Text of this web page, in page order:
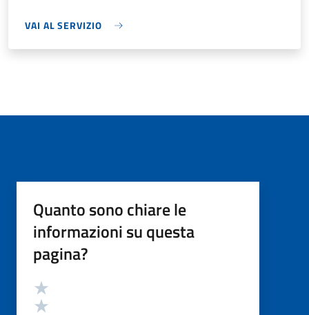
VAI AL SERVIZIO
Quanto sono chiare le
informazioni su questa
pagina?
Valutazione